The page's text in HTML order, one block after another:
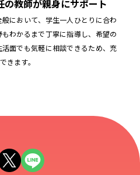
教師が親身にサポート
において、学生一人ひとりに合わ
わかるまで丁寧に指導し、希望の
面でも気軽に相談できるため、充
きます。